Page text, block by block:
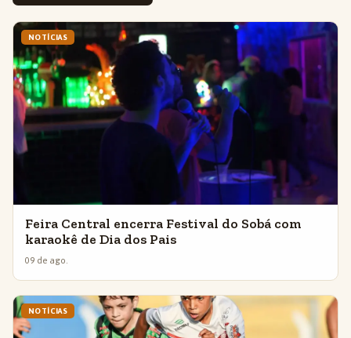
NOTÍCIAS
Feira Central encerra Festival do Sobá com
karaokê de Dia dos Pais
09 de ago.
NOTÍCIAS